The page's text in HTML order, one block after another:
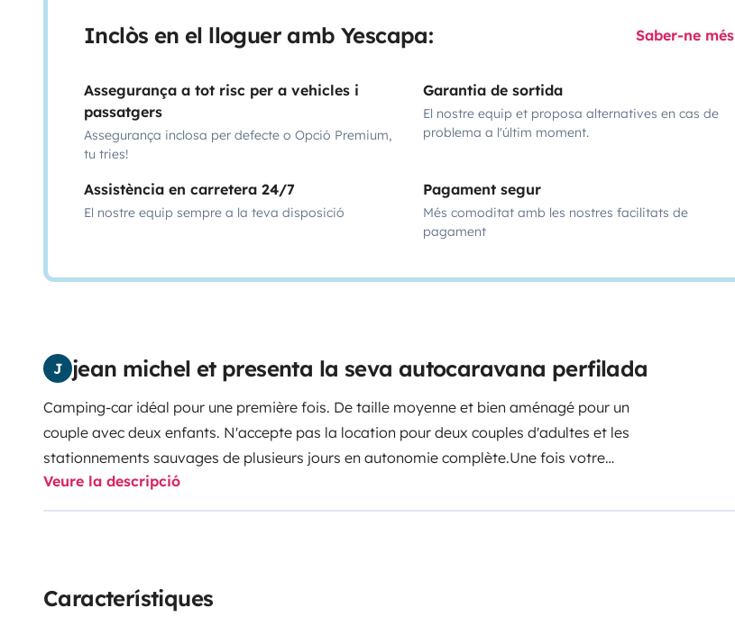
Inclòs en el lloguer amb Yescapa: Saber-ne més
Assegurança a tot risc per a vehicles i
passatgers
Assegurança inclosa per defecte o Opció Premium,
tu tries!
Garantia de sortida
El nostre equip et proposa alternatives en cas de
problema a l'últim moment.
Assistència en carretera 24/7
El nostre equip sempre a la teva disposició
Pagament segur
Més comoditat amb les nostres facilitats de
pagament
J jean michel et presenta la seva autocaravana perfilada
Camping-car idéal pour une première fois. De taille moyenne et bien aménagé pour un
couple avec deux enfants. N'accepte pas la location pour deux couples d'adultes et les
stationnements sauvages de plusieurs jours en autonomie complète.Une fois votre
demande acceptée, n’hésitez pas à nous contacter pour définir vos besoins.
Veure la descripció
Característiques